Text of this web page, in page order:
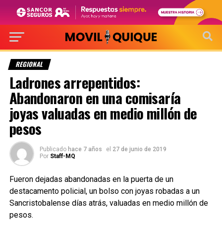
REGIONAL
Ladrones arrepentidos:
Abandonaron en una comisaría
joyas valuadas en medio millón de
pesos
Publicado hace 7 años el 27 de junio de 2019
Por Staff-MQ
Fueron dejadas abandonadas en la puerta de un
destacamento policial, un bolso con joyas robadas a un
Sancristobalense días atrás, valuadas en medio millón de
pesos.